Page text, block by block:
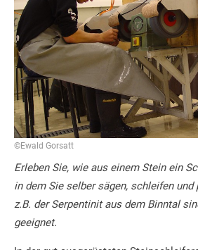
©Ewald Gorsatt
Erleben Sie, wie aus einem Stein ein
in dem Sie selber sägen, schleifen
z.B. der Serpentinit aus dem Binntal
geeignet.